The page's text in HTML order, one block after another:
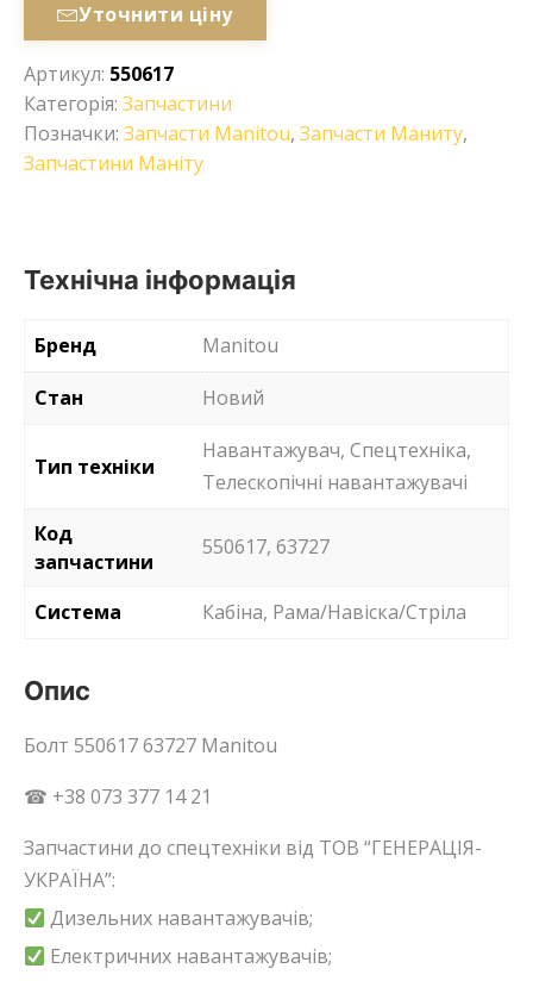
Уточнити ціну
Артикул: 550617
Категорія: Запчастини
Позначки: Запчасти Manitou, Запчасти Маниту,
Запчастини Маніту
Технічна інформація
Бренд
Manitou
Стан
Новий
Тип техніки
Навантажувач, Спецтехніка,
Телескопічні навантажувачі
Код
запчастини
550617, 63727
Система Кабіна, Рама/Навіска/Стріла
Опис
Болт 550617 63727 Manitou
☎ +38 073 377 14 21
Запчастини до спецтехніки від ТОВ “ГЕНЕРАЦІЯ-
УКРАЇНА”:
Дизельних навантажувачів;
Електричних навантажувачів;